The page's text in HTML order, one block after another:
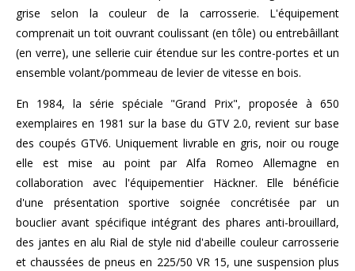
grise selon la couleur de la carrosserie. L'équipement
comprenait un toit ouvrant coulissant (en tôle) ou entrebâillant
(en verre), une sellerie cuir étendue sur les contre-portes et un
ensemble volant/pommeau de levier de vitesse en bois.
En 1984, la série spéciale "Grand Prix", proposée à 650
exemplaires en 1981 sur la base du GTV 2.0, revient sur base
des coupés GTV6. Uniquement livrable en gris, noir ou rouge
elle est mise au point par Alfa Romeo Allemagne en
collaboration avec l'équipementier Häckner. Elle bénéficie
d'une présentation sportive soignée concrétisée par un
bouclier avant spécifique intégrant des phares anti-brouillard,
des jantes en alu Rial de style nid d'abeille couleur carrosserie
et chaussées de pneus en 225/50 VR 15, une suspension plus